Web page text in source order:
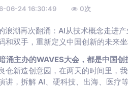
06-24 16:30:49 0次
浪潮再次翻涌：AI从技术概念走进
和双手，重新定义中国创新的未来坐
暗涌主办的WAVES大会，都是中国创
仓新造创意园，在两天的时间里，
讲，拆解 AI、硬科技、出海、医疗